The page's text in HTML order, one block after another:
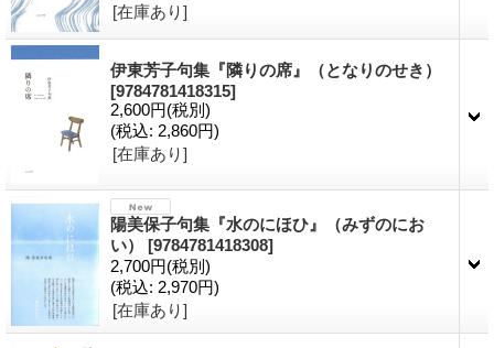
[在庫あり]
伊東芳子句集『隣りの席』（となりのせき）
[9784781418315]
2,600円(税別)
(税込: 2,860円)
[在庫あり]
陽美保子句集『水のにほひ』（みずのにお
い） [9784781418308]
2,700円(税別)
(税込: 2,970円)
[在庫あり]